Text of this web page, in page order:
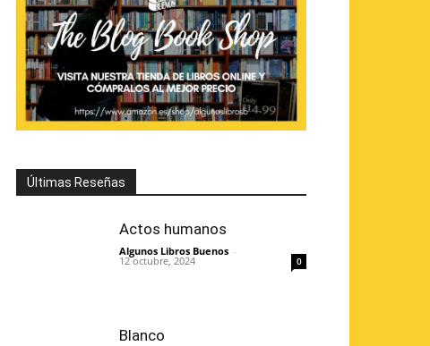
Últimas Reseñas
Actos humanos
Algunos Libros Buenos -
12 octubre, 2024 0
Blanco